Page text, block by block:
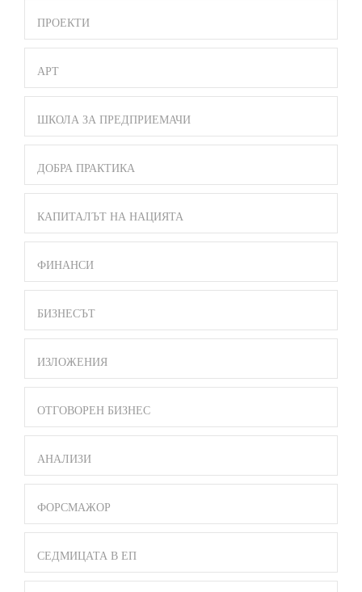
ПРОЕКТИ
АРТ
ШКОЛА ЗА ПРЕДПРИЕМАЧИ
ДОБРА ПРАКТИКА
КАПИТАЛЪТ НА НАЦИЯТА
ФИНАНСИ
БИЗНЕСЪТ
ИЗЛОЖЕНИЯ
ОТГОВОРЕН БИЗНЕС
АНАЛИЗИ
ФОРСМАЖОР
СЕДМИЦАТА В ЕП